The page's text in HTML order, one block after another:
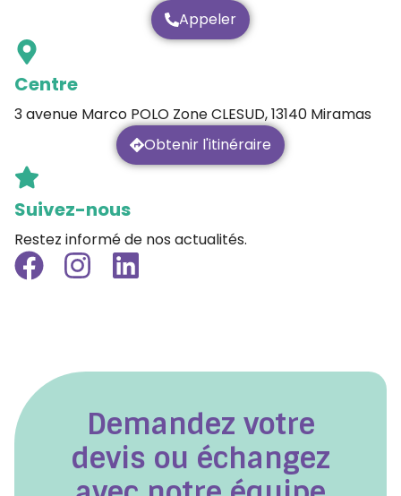
Appeler
Centre
3 avenue Marco POLO Zone CLESUD, 13140 Miramas
Obtenir l'itinéraire
Suivez-nous
Restez informé de nos actualités.
Demandez votre
devis ou échangez